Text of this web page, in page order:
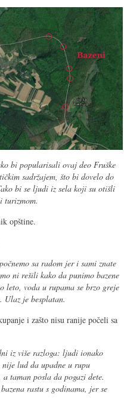
bi popularisali ovaj deo Fruške
sadržajem, što bi dovelo do
bi se ljudi iz sela koji su otišli
turizmom.
opštine.
sa radom jer i sami znate
ni rešili kako da punimo bazene
leto, voda u rupama se brzo greje
Ulaz je besplatan.
i zašto nisu ranije počeli sa
iz više razloga: ljudi ionako
lud da upadne u rupu
taman posla da pogazi dete.
rastu s godinama, jer se